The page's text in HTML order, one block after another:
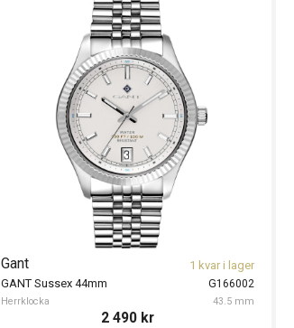
G166002
Gant
Herrklocka 43.5 mm
GANT Sussex 44mm
1 kvar i lager
2 490 kr